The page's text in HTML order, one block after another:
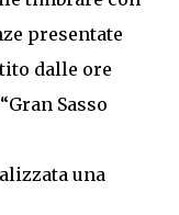
presentate
dalle ore
Sasso
una